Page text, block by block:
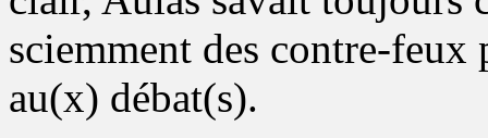
sciemment des contre-feux
au(x) débat(s).